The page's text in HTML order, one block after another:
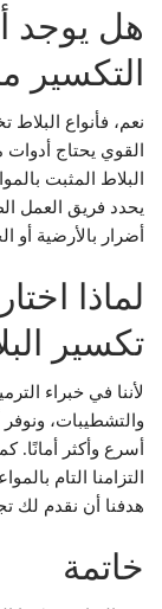
هل يوجد
التكسير
نعم، فأنواع
القوي يحتاج
البلاط المثبت
يحدد فريق العمل
أضرار بالأرضية أو
لماذا
تكسير
لأننا في خبراء
والتشطيبات،
أسرع وأكثر أمانًا.
التزامنا التام
هدفنا أن نقدم لك
خاتمة